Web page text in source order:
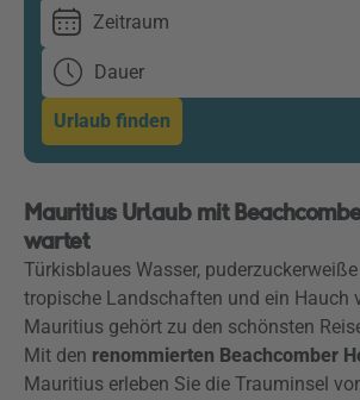
Zeitraum
Dauer
Urlaub finden
Mauritius Urlaub mit
wartet
Türkisblaues Wasser,
tropische Landschaften und ein Hauch
Mauritius gehört zu den schönsten
Mit den renommierten Beachcomber
Mauritius erleben Sie die Trauminsel